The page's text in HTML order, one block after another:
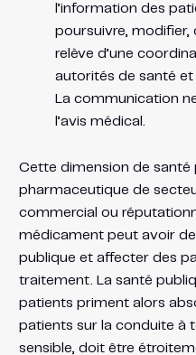
l’information des
poursuivre,
relève d’une
autorités de santé et
La communication
l’avis médical.
Cette dimension de santé
pharmaceutique de
commercial ou
médicament peut avoir
publique et affecter des
traitement. La santé
patients priment alors
patients sur la conduite à
sensible, doit être